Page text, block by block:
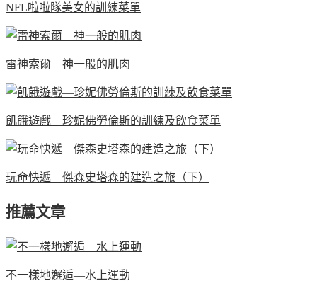
NFL啦啦隊美女的訓練菜單
雷神索爾 神一般的肌肉
飢餓遊戲—珍妮佛勞倫斯的訓練及飲食菜單
玩命快遞 傑森史塔森的建造之旅（下）
推薦文章
不一樣地邂逅—水上運動